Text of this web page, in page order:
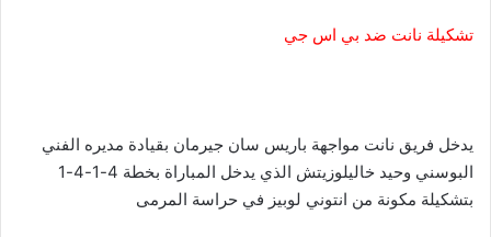
تشكيلة نانت ضد بي اس جي
يدخل فريق نانت مواجهة باريس سان جيرمان بقيادة مديره الفني
البوسني وحيد خاليلوزيتش الذي يدخل المباراة بخطة 4-1-4-1
بتشكيلة مكونة من انتوني لوبيز في حراسة المرمى